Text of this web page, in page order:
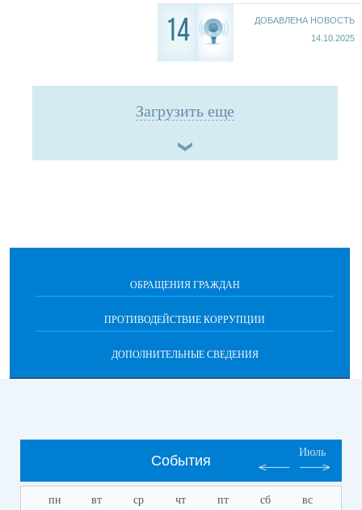
14
ДОБАВЛЕНА НОВОСТЬ
14.10.2025
Загрузить еще
ОБРАЩЕНИЯ ГРАЖДАН
ПРОТИВОДЕЙСТВИЕ КОРРУПЦИИ
ДОПОЛНИТЕЛЬНЫЕ СВЕДЕНИЯ
События
Июль
пн вт ср чт пт сб вс